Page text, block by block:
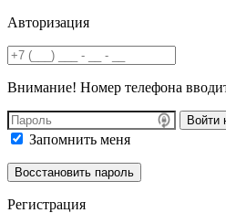
Авторизация
Внимание! Номер телефона
Войти
Запомнить меня
Регистрация